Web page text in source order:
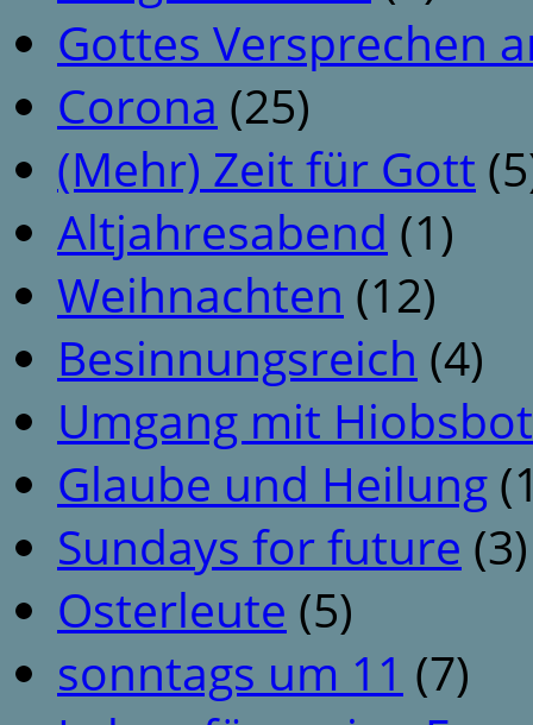
Gottes Versprechen
Corona (25)
(Mehr) Zeit für Gott
Altjahresabend (1)
Weihnachten (12)
Besinnungsreich (4)
Umgang mit
Glaube und Heilung
Sundays for future (3)
Osterleute (5)
sonntags um 11 (7)